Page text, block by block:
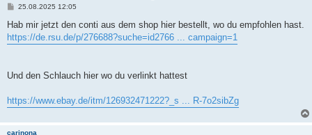
B
i
r
25.08.2025 12:05
Hab mir jetzt den conti aus dem shop hier bestellt, wo du empfohlen hast.
https://de.rsu.de/p/276688?suche=id2766 ... campaign=1
Und den Schlauch hier wo du verlinkt hattest
https://www.ebay.de/itm/126932471222?_s ... R-7o2sibZg
carinona